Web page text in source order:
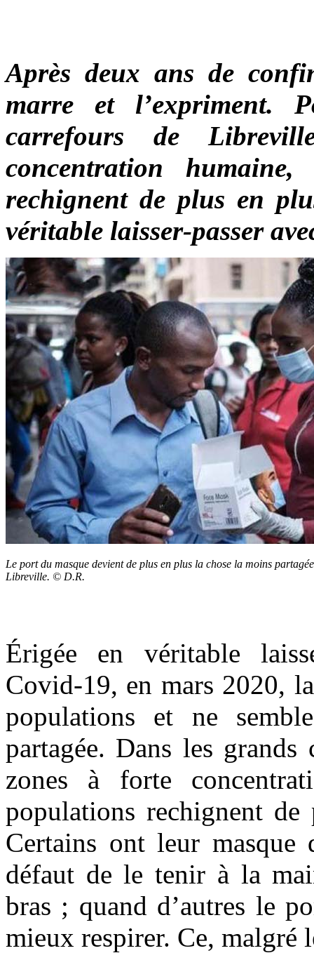
Après deux ans de
marre et l’expriment.
carrefours de
concentration
rechignent de plus en
véritable laisser-passer
Le port du masque devient de plus en plus la chose la moins
Libreville. © D.R.
Érigée en véritable
Covid-19, en mars 2020,
populations et ne
partagée. Dans les
zones à forte
populations rechignent
Certains ont leur
défaut de le tenir à la
bras ; quand d’autres le
mieux respirer. Ce, malgré